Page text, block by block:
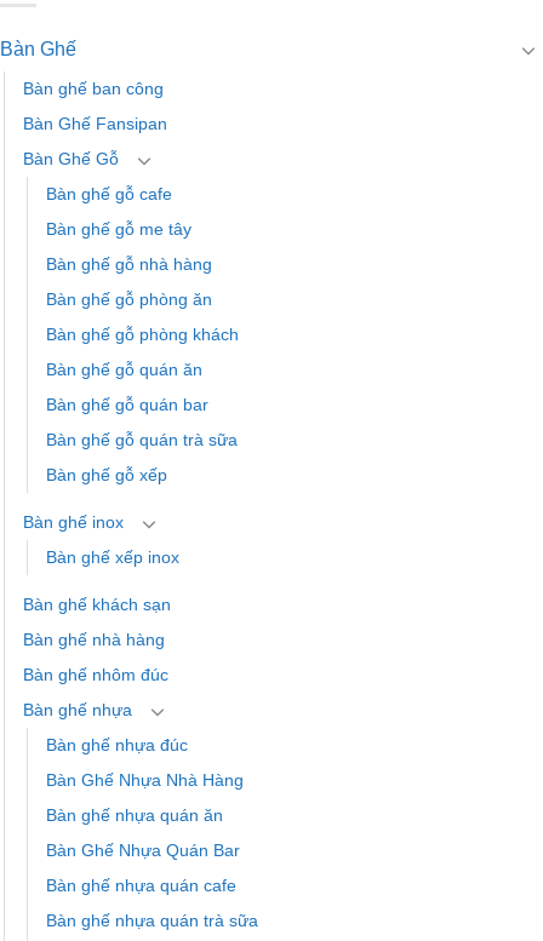
Bàn Ghế
Bàn ghế ban công
Bàn Ghế Fansipan
Bàn Ghế Gỗ
Bàn ghế gỗ cafe
Bàn ghế gỗ me tây
Bàn ghế gỗ nhà hàng
Bàn ghế gỗ phòng ăn
Bàn ghế gỗ phòng khách
Bàn ghế gỗ quán ăn
Bàn ghế gỗ quán bar
Bàn ghế gỗ quán trà sữa
Bàn ghế gỗ xếp
Bàn ghế inox
Bàn ghế xếp inox
Bàn ghế khách sạn
Bàn ghế nhà hàng
Bàn ghế nhôm đúc
Bàn ghế nhựa
Bàn ghế nhựa đúc
Bàn Ghế Nhựa Nhà Hàng
Bàn ghế nhựa quán ăn
Bàn Ghế Nhựa Quán Bar
Bàn ghế nhựa quán cafe
Bàn ghế nhựa quán trà sữa